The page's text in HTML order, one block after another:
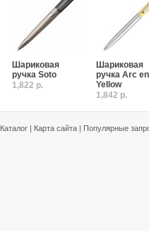
Шариковая
ручка Soto
1,822 р.
Шариковая
ручка Arc
Yellow
1,842 р.
Каталог | Карта сайта | Популярные